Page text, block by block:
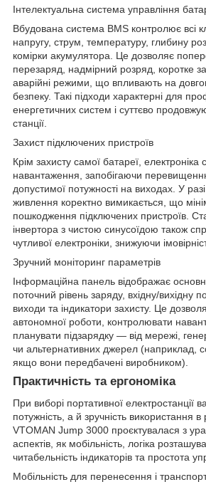
Інтелектуальна система управління
Вбудована система BMS контролює всі
напругу, струм, температуру, глибину
комірки акумулятора. Це дозволяє
перезаряд, надмірний розряд, коротке
аварійні режими, що впливають на
безпеку. Такі підходи характерні для
енергетичних систем і суттєво
станції.
Захист підключених пристроїв
Крім захисту самої батареї, електроніка
навантаження, запобігаючи
допустимої потужності на виходах. У
живлення коректно вимикається, що
пошкодження підключених пристроїв.
інвертора з чистою синусоїдою також
чутливої електроніки, знижуючи
Зручний моніторинг параметрів
Інформаційна панель відображає
поточний рівень заряду, вхідну/вихідну
виходи та індикатори захисту. Це
автономної роботи, контролювати
планувати підзарядку — від мережі,
чи альтернативних джерел (наприклад,
якщо вони передбачені виробником).
Практичність та ергономіка
При виборі портативної електростанції
потужність, а й зручність використання
VTOMAN Jump 3000 проєктувалася з
аспектів, як мобільність, логіка
читабельність індикаторів та простота
Мобільність для перенесення і